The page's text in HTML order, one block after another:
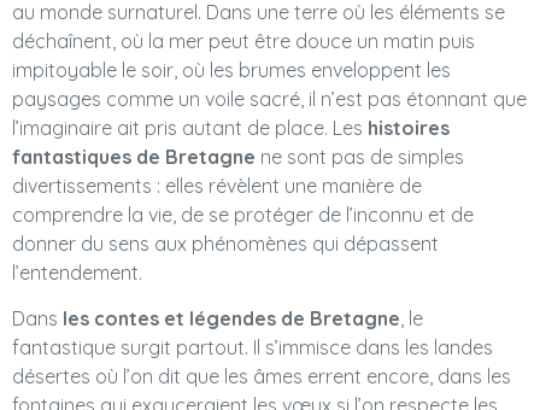
au monde surnaturel. Dans une terre où les éléments se
déchaînent, où la mer peut être douce un matin puis
impitoyable le soir, où les brumes enveloppent les
paysages comme un voile sacré, il n’est pas étonnant que
l’imaginaire ait pris autant de place. Les histoires
fantastiques de Bretagne ne sont pas de simples
divertissements : elles révèlent une manière de
comprendre la vie, de se protéger de l’inconnu et de
donner du sens aux phénomènes qui dépassent
l’entendement.
Dans les contes et légendes de Bretagne, le
fantastique surgit partout. Il s’immisce dans les landes
désertes où l’on dit que les âmes errent encore, dans les